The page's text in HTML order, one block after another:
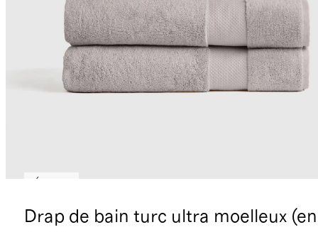
Drap de bain turc ultra moelleux